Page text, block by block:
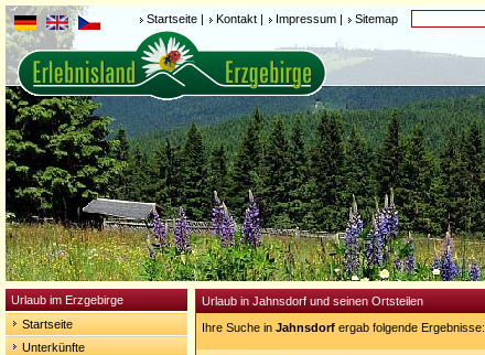
Startseite | Kontakt | Impressum | Sitemap
Urlaub im Erzgebirge
Startseite
Unterkünfte
Urlaub in Jahnsdorf und seinen Ortsteilen
Ihre Suche in Jahnsdorf ergab folgende Ergebnisse: